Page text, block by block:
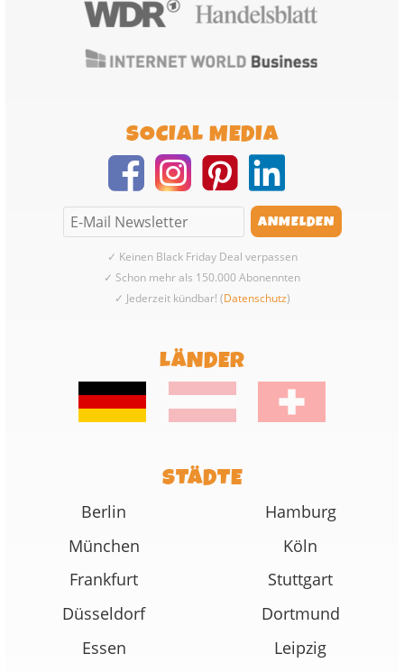
SOCIAL MEDIA
✓ Keinen Black Friday Deal verpassen
✓ Schon mehr als 150.000 Abonennten
✓ Jederzeit kündbar! (Datenschutz)
LÄNDER
STÄDTE
Berlin
Hamburg
München
Köln
Frankfurt
Stuttgart
Düsseldorf
Dortmund
Essen
Leipzig